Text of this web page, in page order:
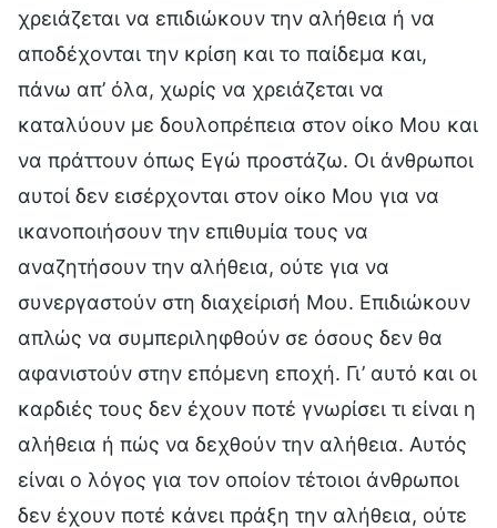
χρειάζεται να επιδιώκουν την αλήθεια ή να
αποδέχονται την κρίση και το παίδεμα και,
πάνω απ’ όλα, χωρίς να χρειάζεται να
καταλύουν με δουλοπρέπεια στον οίκο Μου και
να πράττουν όπως Εγώ προστάζω. Οι άνθρωποι
αυτοί δεν εισέρχονται στον οίκο Μου για να
ικανοποιήσουν την επιθυμία τους να
αναζητήσουν την αλήθεια, ούτε για να
συνεργαστούν στη διαχείρισή Μου. Επιδιώκουν
απλώς να συμπεριληφθούν σε όσους δεν θα
αφανιστούν στην επόμενη εποχή. Γι’ αυτό και οι
καρδιές τους δεν έχουν ποτέ γνωρίσει τι είναι η
αλήθεια ή πώς να δεχθούν την αλήθεια. Αυτός
είναι ο λόγος για τον οποίον τέτοιοι άνθρωποι
δεν έχουν ποτέ κάνει πράξη την αλήθεια, ούτε